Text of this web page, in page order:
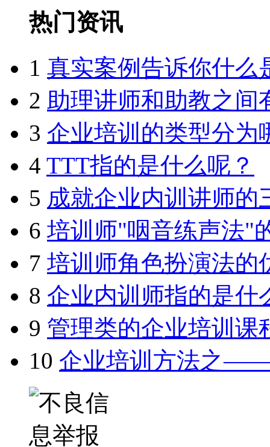
热门资讯
1 真实案例告诉你什么
2 助理讲师和助教之间
3 企业培训的类型分为
4 TTT指的是什么呢？
5 成就企业内训讲师的
6 培训师"咽音练声法"
7 培训师角色扮演法的
8 企业内训师指的是什
9 管理类的企业培训课
10 企业培训方法之